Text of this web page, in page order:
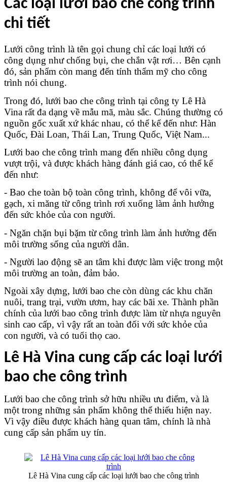
Các loại lưới bao che công trình
chi tiết
Lưới công trình là tên gọi chung chỉ các loại lưới có
công dụng như chống bụi, che chắn vật rơi… Bên cạnh
đó, sản phẩm còn mang đến tính thẩm mỹ cho công
trình nói chung.
Trong đó, lưới bao che công trình tại công ty Lê Hà
Vina rất đa dạng về mẫu mã, màu sắc. Chúng thường có
nguồn gốc xuất xứ khác nhau, có thể kể đến như: Hàn
Quốc, Đài Loan, Thái Lan, Trung Quốc, Việt Nam...
Lưới bao che công trình mang đến nhiều công dụng
vượt trội, và được khách hàng đánh giá cao, có thể kể
đến như:
- Bao che toàn bộ toàn công trình, không để vôi vữa,
gạch, xi măng từ công trình rơi xuống làm ảnh hưởng
đến sức khỏe của con người.
- Ngăn chặn bụi bặm từ công trình làm ảnh hưởng đến
môi trường sống của người dân.
- Người lao động sẽ an tâm khi được làm việc trong một
môi trường an toàn, đảm bảo.
Ngoài xây dựng, lưới bao che còn dùng các khu chăn
nuôi, trang trại, vườn ươm, hay các bãi xe. Thành phần
chính của lưới bao công trình được làm từ nhựa nguyên
sinh cao cấp, vì vậy rất an toàn đối với sức khỏe của
con người, và có tuổi thọ cao.
Lê Hà Vina cung cấp các loại lưới
bao che công trình
Lưới bao che công trình sở hữu nhiều ưu điểm, và là
một trong những sản phẩm không thể thiếu hiện nay.
Vì vậy điều được khách hàng quan tâm, chính là nhà
cung cấp sản phẩm uy tín.
Lê Hà Vina cung cấp các loại lưới bao che công trình